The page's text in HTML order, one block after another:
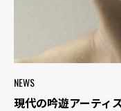
NEWS
現代の吟遊アーティ